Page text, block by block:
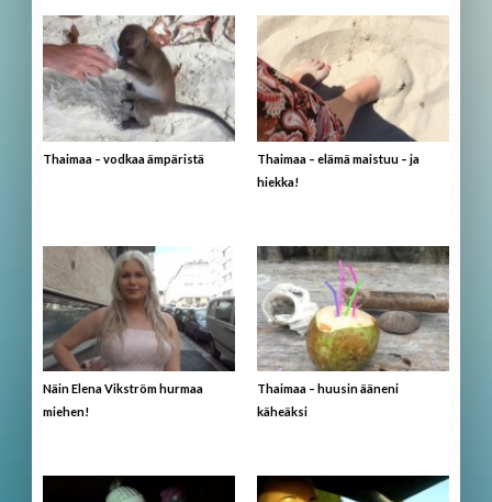
Thaimaa – vodkaa ämpäristä
Thaimaa – elämä maistuu – ja
hiekka!
Näin Elena Vikström hurmaa
miehen!
Thaimaa – huusin ääneni
käheäksi